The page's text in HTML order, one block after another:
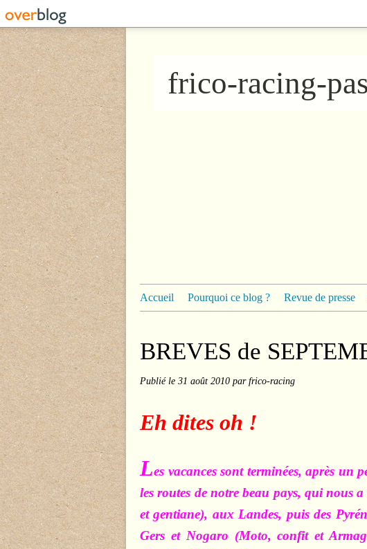
frico-racing-
Accueil Pourquoi ce blog ? Revue de presse
BREVES de
Publié le 31 août 2010 par frico-racing
Eh dites oh !
Les vacances sont terminées, après
les routes de notre beau pays, qui nous
et gentiane), aux Landes, puis des
Gers et Nogaro (Moto, confit et